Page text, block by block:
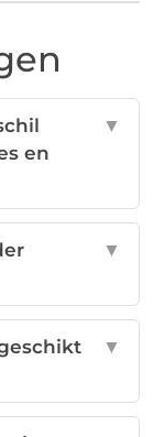
en
▼
▼
▼